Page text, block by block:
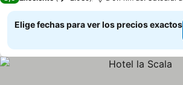
Elige fechas para ver los precios exactos